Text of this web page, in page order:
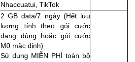
Nhaccuatui, TikTok
2 GB data/7 ngày (Hết lưu
lượng tính theo gói cước
đang dùng hoặc gói cước
M0 mặc định)
Sử dụng MIỄN PHÍ toàn bộ